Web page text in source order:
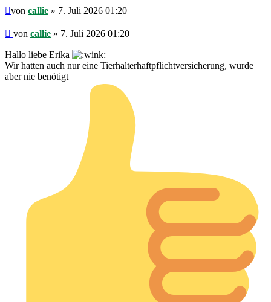
Beitrag
von callie » 7. Juli 2026 01:20
Beitrag
von callie » 7. Juli 2026 01:20
Hallo liebe Erika
Wir hatten auch nur eine Tierhalterhaftpflichtversicherung, wurde
aber nie benötigt